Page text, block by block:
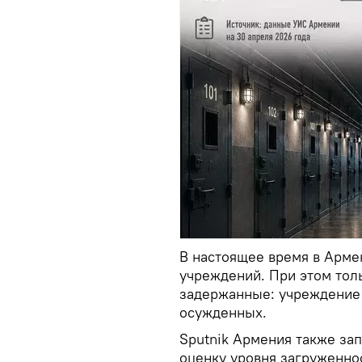
В настоящее время в
учреждений. При этом
задержанные:
осужденных.
Sputnik Армения также
оценку уровня